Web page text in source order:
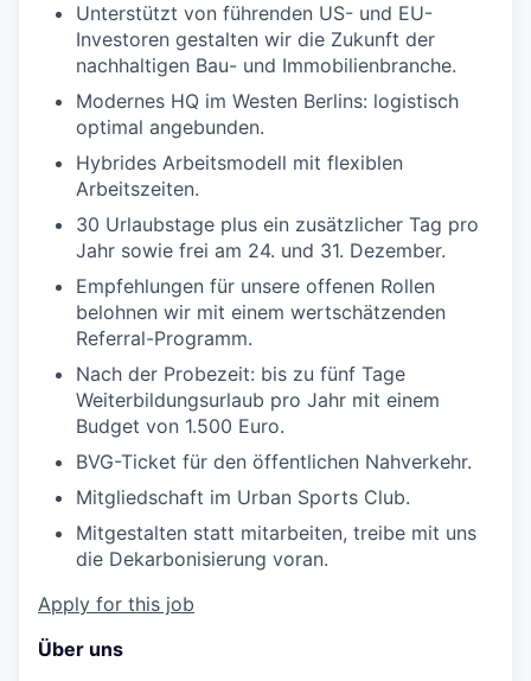
Unterstützt von führenden US- und EU-
Investoren gestalten wir die Zukunft der
nachhaltigen Bau- und Immobilienbranche.
Modernes HQ im Westen Berlins: logistisch
optimal angebunden.
Hybrides Arbeitsmodell mit flexiblen
Arbeitszeiten.
30 Urlaubstage plus ein zusätzlicher Tag pro
Jahr sowie frei am 24. und 31. Dezember.
Empfehlungen für unsere offenen Rollen
belohnen wir mit einem wertschätzenden
Referral-Programm.
Nach der Probezeit: bis zu fünf Tage
Weiterbildungsurlaub pro Jahr mit einem
Budget von 1.500 Euro.
BVG-Ticket für den öffentlichen Nahverkehr.
Mitgliedschaft im Urban Sports Club.
Mitgestalten statt mitarbeiten, treibe mit uns
die Dekarbonisierung voran.
Apply for this job
Über uns